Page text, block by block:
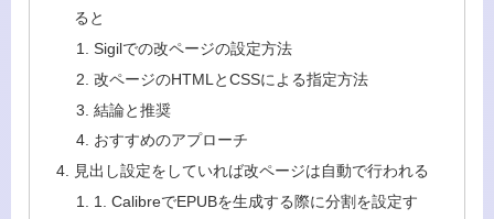
ると
Sigilでの改ページの設定方法
改ページのHTMLとCSSによる指定方法
結論と推奨
おすすめのアプローチ
見出し設定をしていれば改ページは自動で行われる
1. CalibreでEPUBを生成する際に分割を設定す